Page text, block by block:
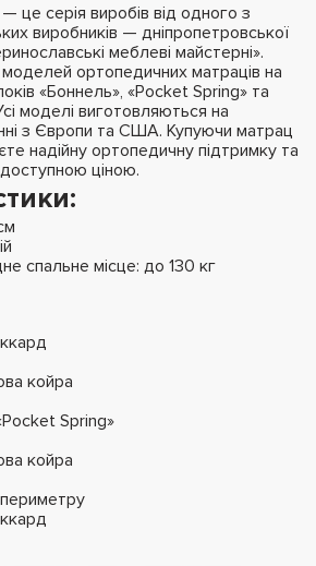
— це серія виробів від одного з
виробників — дніпропетровської
меблеві майстерні».
ортопедичних матраців на
«Боннель», «Pocket Spring» та
моделі виготовляються на
з Європи та США. Купуючи матрац
надійну ортопедичну підтримку та
ціною.
спальне місце: до 130 кг
койра
Spring»
койра